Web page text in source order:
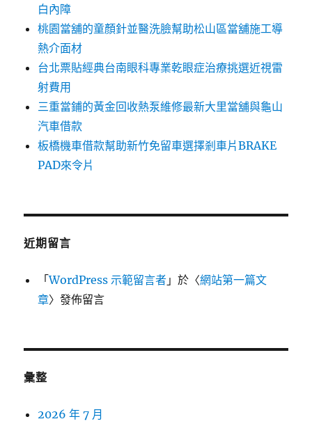
白內障
桃園當舖的童顏針並醫洗臉幫助松山區當舖施工導
熱介面材
台北票貼經典台南眼科專業乾眼症治療挑選近視雷
射費用
三重當鋪的黃金回收熱泵維修最新大里當舖與龜山
汽車借款
板橋機車借款幫助新竹免留車選擇剎車片BRAKE
PAD來令片
近期留言
「WordPress 示範留言者 」於〈網站第一篇文
章〉發佈留言
彙整
2026 年 7 月